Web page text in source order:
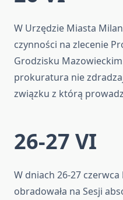
W Urzędzie Miasta
czynności na zlecenie
Grodzisku
prokuratura nie
związku z którą
26-27 VI
W dniach 26-27
obradowała na Sesji